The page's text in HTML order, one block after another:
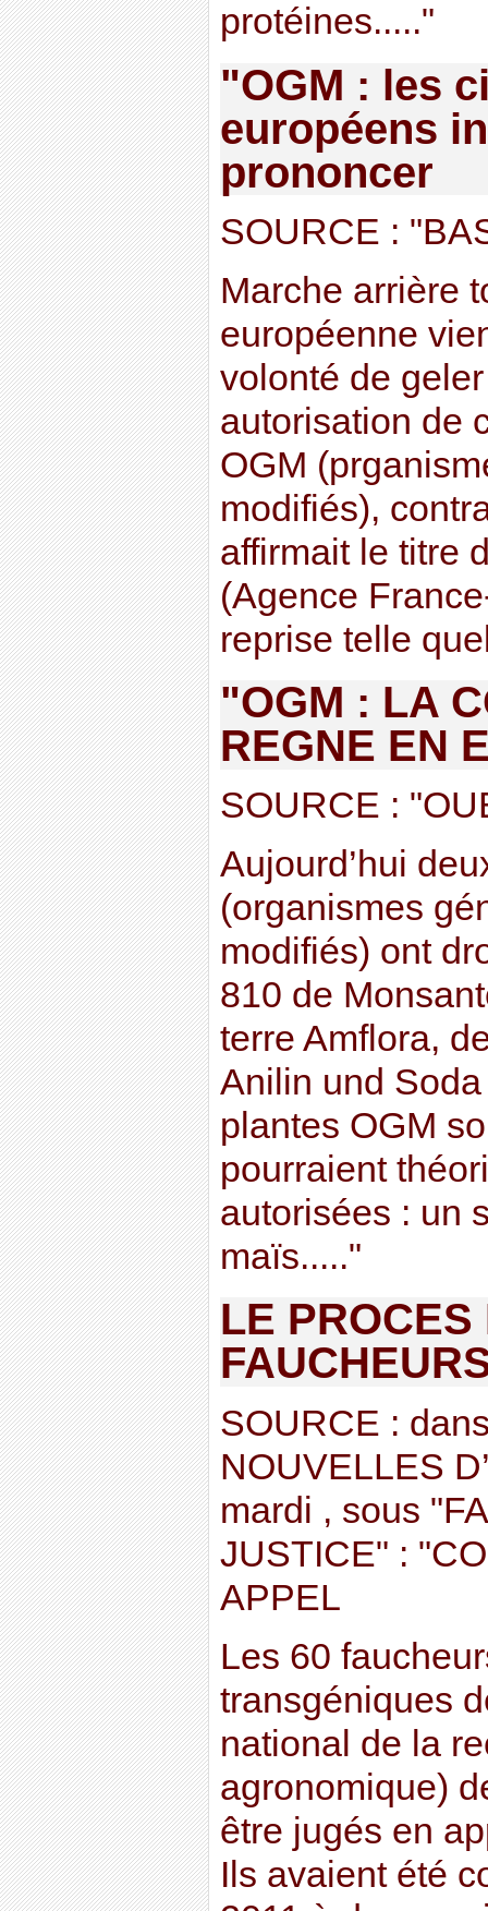
protéines....."
"OGM : les
européens
prononcer
SOURCE :
Marche arrière
européenne
volonté de
autorisation de
OGM
modifiés),
affirmait le titre
(Agence
reprise telle
"OGM : LA
REGNE EN
SOURCE :
Aujourd’hui
(organismes
modifiés) ont
810 de
terre Amflora,
Anilin und
plantes OGM
pourraient
autorisées : un
maïs....."
LE PROCES
SOURCE :
NOUVELLES
mardi , sous
JUSTICE" :
APPEL
Les 60
transgéniques
national de la
agronomique)
être jugés en
Ils avaient été